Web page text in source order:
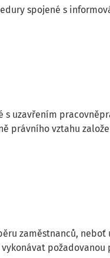
spojené s
uzavřením
právního vztahu
zaměstnanců,
požadovanou